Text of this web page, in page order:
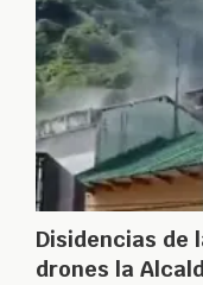
Disidencias de
drones la